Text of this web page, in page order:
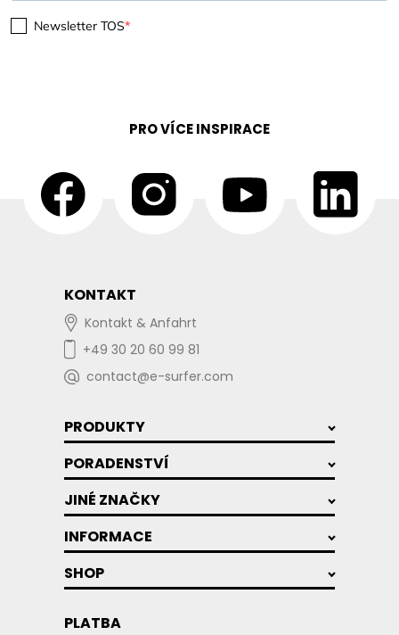
Newsletter TOS
PRO VÍCE INSPIRACE
KONTAKT
Kontakt & Anfahrt
+49 30 20 60 99 81
contact@e-surfer.com
PRODUKTY
PORADENSTVÍ
JINÉ ZNAČKY
INFORMACE
SHOP
PLATBA